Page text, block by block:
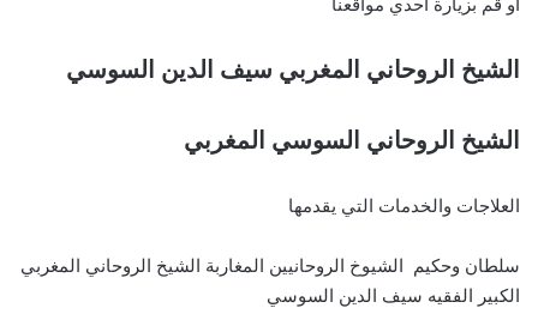
الشيخ الروحاني المغربي سيف الدين السوسي
الشيخ الروحاني السوسي المغربي
العلاجات والخدمات التي يقدمها
سلطان وحكيم الشيوخ الروحانيين المغاربة الشيخ الروحاني المغربي
الكبير الفقيه سيف الدين السوسي